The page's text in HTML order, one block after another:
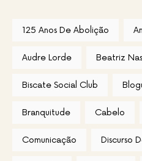
125 Anos De Abolição
Audre Lorde Beatriz
Biscate Social Club
Branquitude Cabelo
Comunicação Discurso